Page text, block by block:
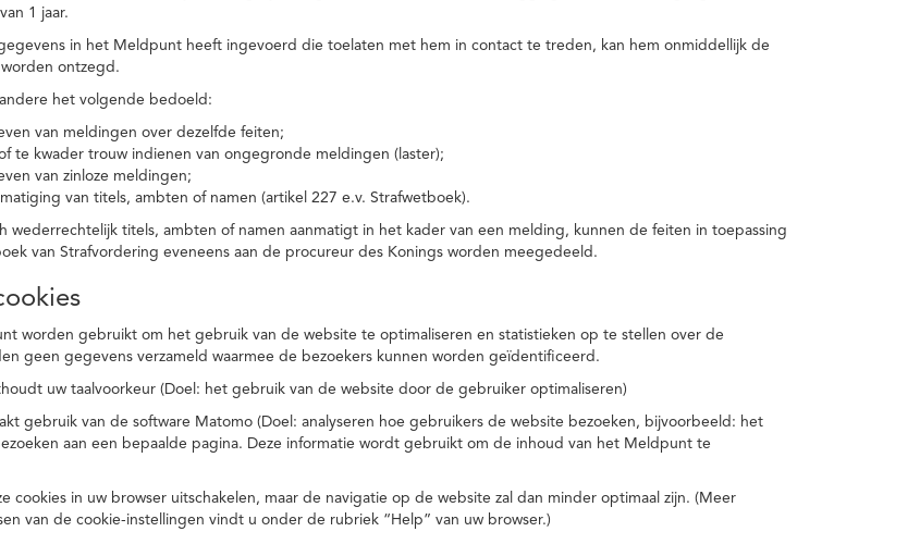
1 jaar.
in het Meldpunt heeft ingevoerd die toelaten met hem in contact te treden, kan hem onmiddellijk de
ontzegd.
het volgende bedoeld:
van meldingen over dezelfde feiten;
te kwader trouw indienen van ongegronde meldingen (laster);
van zinloze meldingen;
van titels, ambten of namen (artikel 227 e.v. Strafwetboek).
wederrechtelijk titels, ambten of namen aanmatigt in het kader van een melding, kunnen de feiten in toepassing
van Strafvordering eveneens aan de procureur des Konings worden meegedeeld.
worden gebruikt om het gebruik van de website te optimaliseren en statistieken op te stellen over de
geen gegevens verzameld waarmee de bezoekers kunnen worden geïdentificeerd.
uw taalvoorkeur (Doel: het gebruik van de website door de gebruiker optimaliseren)
gebruik van de software Matomo (Doel: analyseren hoe gebruikers de website bezoeken, bijvoorbeeld: het
aan een bepaalde pagina. Deze informatie wordt gebruikt om de inhoud van het Meldpunt te
cookies in uw browser uitschakelen, maar de navigatie op de website zal dan minder optimaal zijn. (Meer
van de cookie-instellingen vindt u onder de rubriek “Help” van uw browser.)